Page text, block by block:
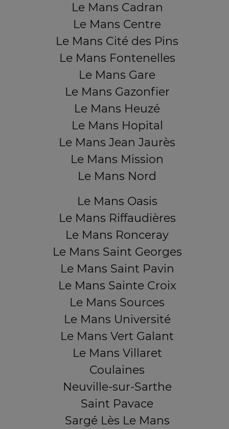
Le Mans Cadran
Le Mans Centre
Le Mans Cité des Pins
Le Mans Fontenelles
Le Mans Gare
Le Mans Gazonfier
Le Mans Heuzé
Le Mans Hopital
Le Mans Jean Jaurès
Le Mans Mission
Le Mans Nord
Le Mans Oasis
Le Mans Riffaudières
Le Mans Ronceray
Le Mans Saint Georges
Le Mans Saint Pavin
Le Mans Sainte Croix
Le Mans Sources
Le Mans Université
Le Mans Vert Galant
Le Mans Villaret
Coulaines
Neuville-sur-Sarthe
Saint Pavace
Sargé Lès Le Mans